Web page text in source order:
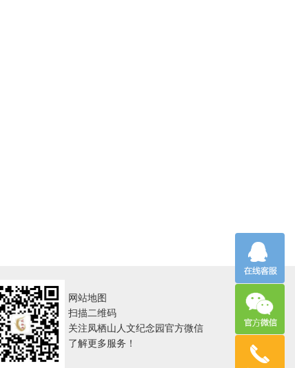
网站地图
扫描二维码
关注凤栖山人文纪念园官方微信
了解更多服务！